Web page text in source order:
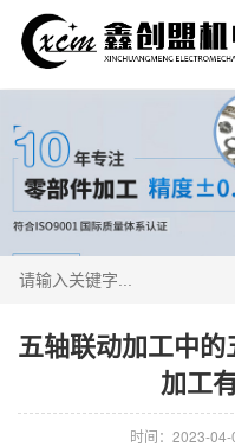
五轴联动加工中
加工
时间：2023-